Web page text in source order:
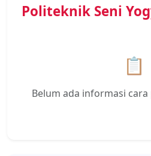
Politeknik Seni
📋
Belum ada informasi